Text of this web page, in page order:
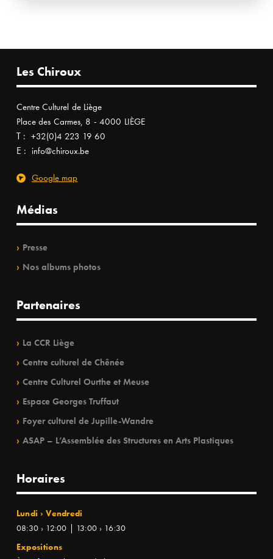
Les Chiroux
Centre Culturel de Liège
Place des Carmes, 8 - 4000 LIÈGE
T : +32(0)4 223 19 60
E : info@chiroux.be
Google map
Médias
Presse
Nos albums photos
Partenaires
La CCR Liège
Centre culturel de Chênée
Centre Culturel Ourthe et Meuse
Espace Georges Truffaut
Foyer culturel de Jupille-Wandre
ASAP – L’Assemblée des Structures en Arts Plastiques
Horaires
Lundi › Vendredi
08:30 › 12:00 | 13:00 › 16:30
Expositions